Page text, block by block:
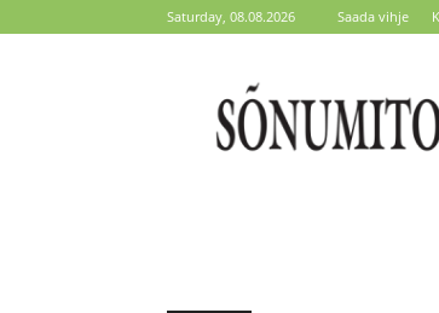
Saturday, 08.08.2026 Saada vihje